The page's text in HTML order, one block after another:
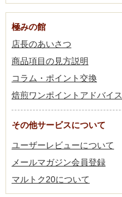
極みの館
店長のあいさつ
商品項目の見方説明
コラム・ポイント交換
焙煎ワンポイントアドバイス
その他サービスについて
ユーザーレビューについて
メールマガジン会員登録
マルトク20について